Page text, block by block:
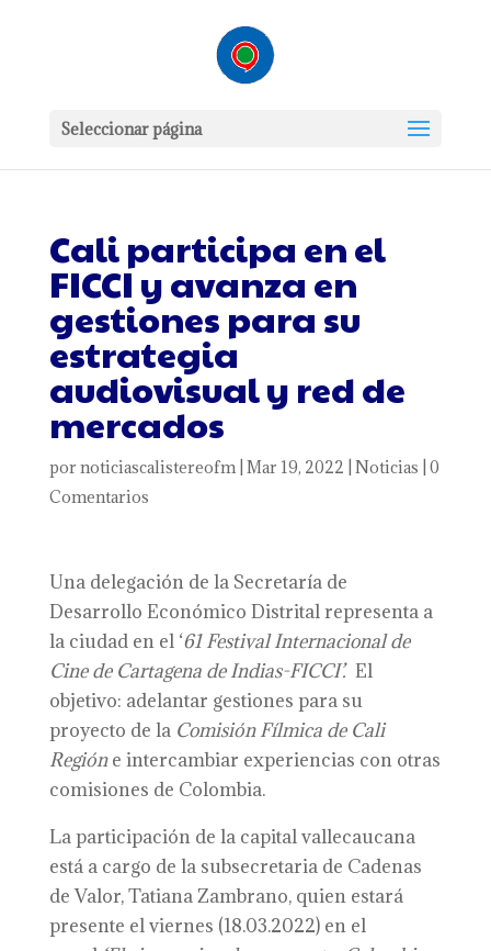
Seleccionar página
Cali participa en el
FICCI y avanza en
gestiones para su
estrategia
audiovisual y red de
mercados
por noticiascalistereofm| Mar 19, 2022 Noticias 0
Comentarios
Una delegación de la Secretaría de
Desarrollo Económico Distrital representa a
la ciudad en el ‘61 Festival Internacional de
Cine de Cartagena de Indias-FICCI’. El
objetivo: adelantar gestiones para su
proyecto de la Comisión Fílmica de Cali
Regióne intercambiar experiencias con otras
comisiones de Colombia.
La participación de la capital vallecaucana
está a cargo de la subsecretaria de Cadenas
de Valor, Tatiana Zambrano, quien estará
presente el viernes (18.03.2022) en el